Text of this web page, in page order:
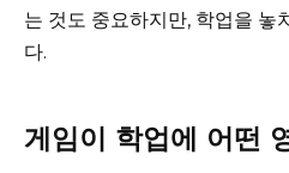
는 것도 중요하지만, 학업을 놓
다.
게임이 학업에 어떤